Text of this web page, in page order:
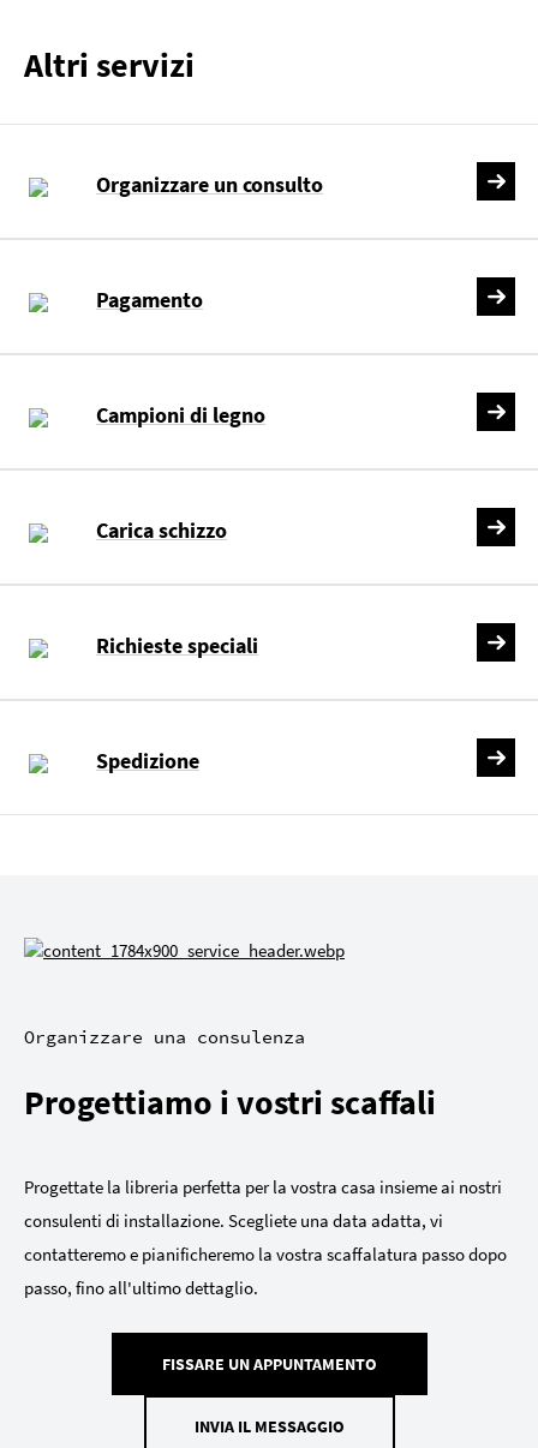
Altri servizi
Organizzare un consulto
Pagamento
Campioni di legno
Carica schizzo
Richieste speciali
Spedizione
Organizzare una consulenza
Progettiamo i vostri scaffali
Progettate la libreria perfetta per la vostra casa insieme ai nostri
consulenti di installazione. Scegliete una data adatta, vi
contatteremo e pianificheremo la vostra scaffalatura passo dopo
passo, fino all'ultimo dettaglio.
FISSARE UN APPUNTAMENTO
INVIA IL MESSAGGIO